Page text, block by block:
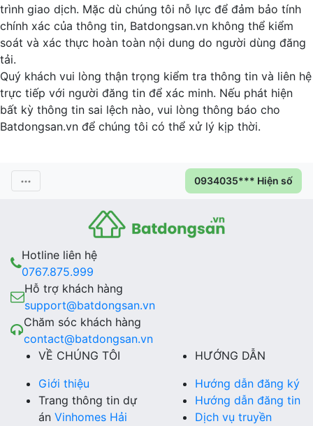
trình giao dịch. Mặc dù chúng tôi nỗ lực để đảm bảo tính
chính xác của thông tin, Batdongsan.vn không thể kiểm
soát và xác thực hoàn toàn nội dung do người dùng đăng
tải.
Quý khách vui lòng thận trọng kiểm tra thông tin và liên hệ
trực tiếp với người đăng tin để xác minh. Nếu phát hiện
bất kỳ thông tin sai lệch nào, vui lòng thông báo cho
Batdongsan.vn để chúng tôi có thể xử lý kịp thời.
0934035*** Hiện số
Hotline liên hệ
0767.875.999
Hỗ trợ khách hàng
support@batdongsan.vn
Chăm sóc khách hàng
contact@batdongsan.vn
VỀ CHÚNG TÔI
Giới thiệu
Trang thông tin dự
án Vinhomes Hải
HƯỚNG DẪN
Hướng dẫn đăng ký
Hướng dẫn đăng tin
Dịch vụ truyền